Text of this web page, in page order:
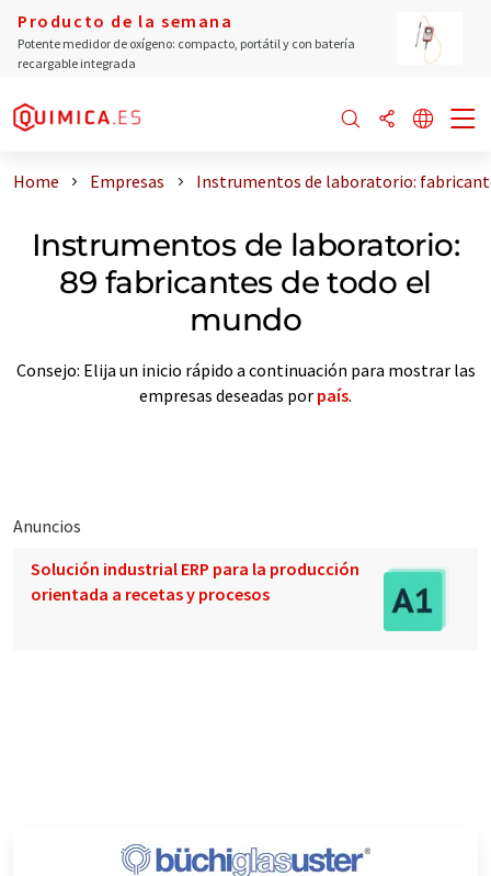
Producto de la semana
Potente medidor de oxígeno: compacto, portátil y con batería
recargable integrada
Home Empresas Instrumentos de laboratorio:
Instrumentos de laboratorio:
89 fabricantes de todo el
mundo
Consejo: Elija un inicio rápido a continuación para mostrar las
empresas deseadas por país.
Anuncios
Solución industrial ERP para la producción
orientada a recetas y procesos